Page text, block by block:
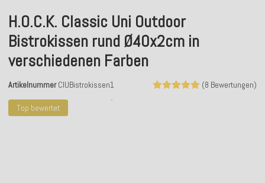
Top bewertet
H.O.C.K. Classic Uni Outdoor
Bistrokissen rund Ø40x2cm in
verschiedenen Farben
(8 Bewertungen)
Artikelnummer ClUBistrokissen1